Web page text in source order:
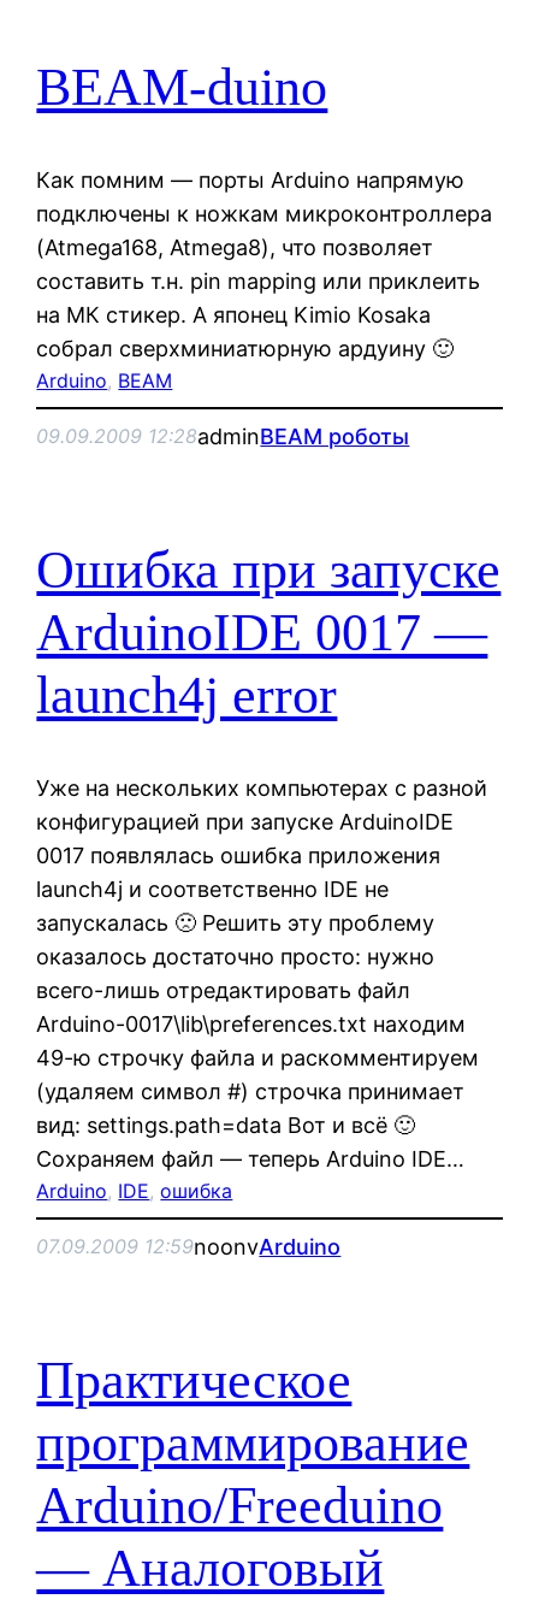
BEAM-duino
Как помним — порты Arduino напрямую
подключены к ножкам микроконтроллера
(Atmega168, Atmega8), что позволяет
составить т.н. pin mapping или приклеить
на МК стикер. А японец Kimio Kosaka
собрал сверхминиатюрную ардуину 🙂
Arduino, BEAM
09.09.2009 12:28adminBEAM роботы
Ошибка при запуске
ArduinoIDE 0017 —
launch4j error
Уже на нескольких компьютерах с разной
конфигурацией при запуске ArduinoIDE
0017 появлялась ошибка приложения
launch4j и соответственно IDE не
запускалась 🙁 Решить эту проблему
оказалось достаточно просто: нужно
всего-лишь отредактировать файл
Arduino-0017\lib\preferences.txt находим
49-ю строчку файла и раскомментируем
(удаляем символ #) строчка принимает
вид: settings.path=data Вот и всё 🙂
Сохраняем файл — теперь Arduino IDE…
Arduino, IDE, ошибка
07.09.2009 12:59noonvArduino
Практическое
программирование
Arduino/Freeduino
— Аналоговый